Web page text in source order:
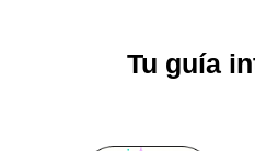
Tu guía